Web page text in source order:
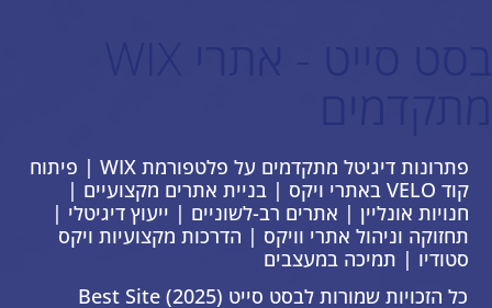
פתרונות דיגיטל מתקדמים על פלטפורמת WIX | פיתוח
קוד VELO באתרי ויקס | בניית אתרים מקצועיים |
חנויות אונליין | אתרים רב-לשוניים | ייעוץ דיגיטלי |
תחזוקה וניהול אתרי וויקס | הדרכות מקצועיות ויקס
סטודיו | תמיכה במעצבים
כל הזכויות שמורות לבסט סייט Best Site (2025)